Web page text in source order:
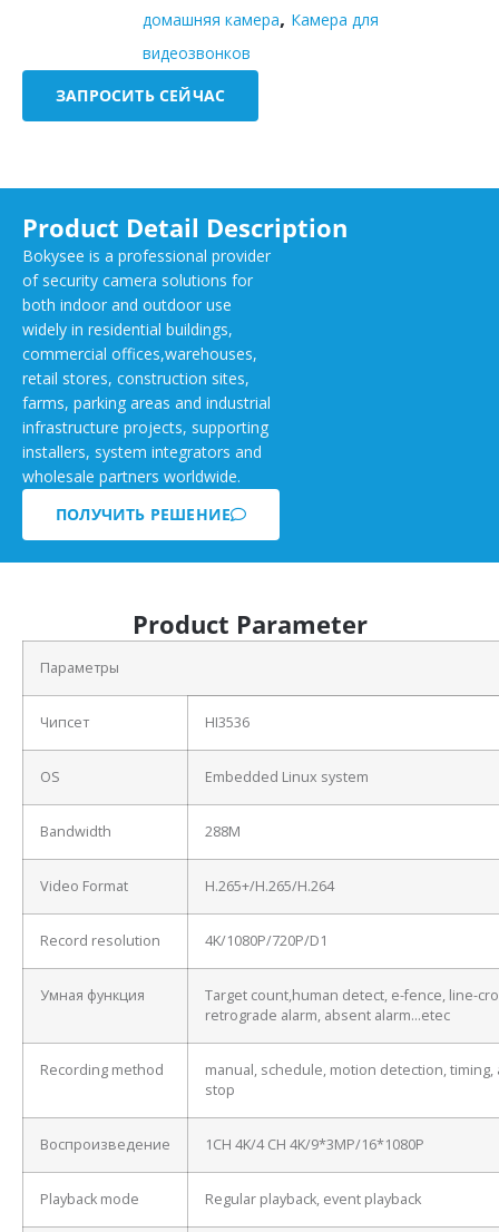
домашняя камера, Камера для
видеозвонков
ЗАПРОСИТЬ СЕЙЧАС
Product Detail Description
Bokysee is a professional provider
of security camera solutions for
both indoor and outdoor use
widely in residential buildings,
commercial offices,warehouses,
retail stores, construction sites,
farms, parking areas and industrial
infrastructure projects, supporting
installers, system integrators and
wholesale partners worldwide.
ПОЛУЧИТЬ РЕШЕНИЕ
Product Parameter
Параметры
Чипсет HI3536
OS Embedded Linux system
Bandwidth 288M
Video Format H.265+/H.265/H.264
Record resolution 4K/1080P/720P/D1
Умная функция
Target count,human detect, e-fence, line-
retrograde alarm, absent alarm…etec
Recording method
manual, schedule, motion detection, timing,
stop
Воспроизведение 1CH 4K/4 CH 4K/9*3MP/16*1080P
Playback mode Regular playback, event playback